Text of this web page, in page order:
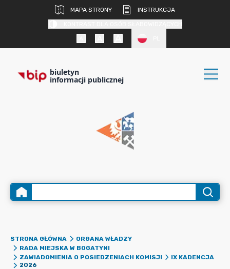
MAPA STRONY
INSTRUKCJA
biuletyn
informacji publicznej
STRONA GŁÓWNA
ORGANA WŁADZY
RADA MIEJSKA W BOGATYNI
ZAWIADOMIENIA O POSIEDZENIACH KOMISJI
IX KADENCJA
2026